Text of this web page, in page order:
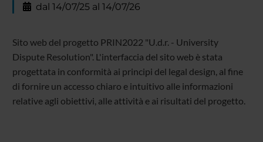
dal 14/07/25 al 14/07/26
Sito web del progetto PRIN2022 "U.d.r. - University
Dispute Resolution". L'interfaccia del sito web è stata
progettata in conformità ai principi del legal design, al fine
di fornire un accesso chiaro e intuitivo alle informazioni
relative agli obiettivi, alle attività e ai risultati del progetto.